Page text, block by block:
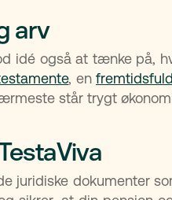
arv
idé også at tænke på,
, en
står trygt
juridiske dokumenter